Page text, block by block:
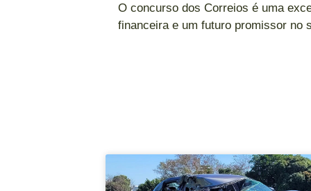
O concurso dos Correios é uma
financeira e um futuro promissor no